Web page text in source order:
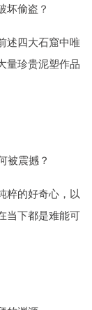
坏偷盗？
述四大石窟中唯
量珍贵泥塑作品
被震撼？
粹的好奇心，以
当下都是难能可